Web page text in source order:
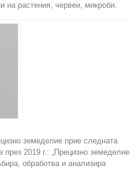
на растения, червеи, микроби.
земеделие прие следната
2019 г.: „Прецизно земеделие
обработва и анализира